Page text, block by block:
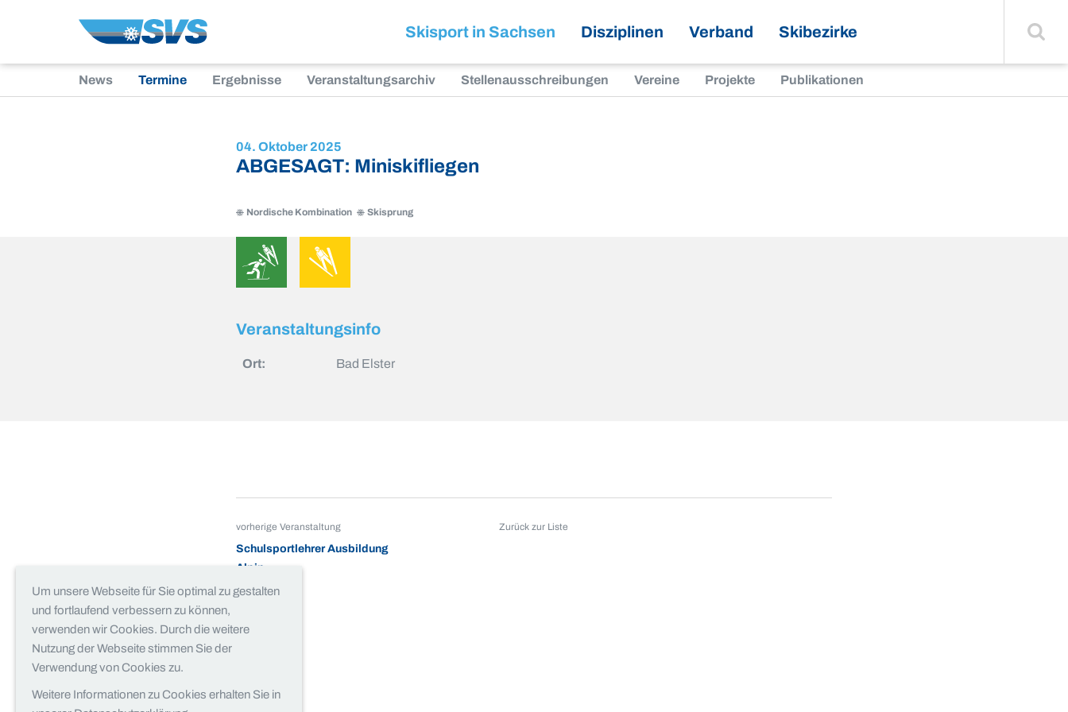
Skisport in Sachsen Disziplinen Verband Skibezirke
News Termine Ergebnisse Veranstaltungsarchiv Stellenausschreibungen Vereine Projekte Publikationen
04. Oktober 2025
ABGESAGT: Miniskifliegen
Nordische Kombination Skisprung
Nordische
Nordische
Kombination
Skisprung
Veranstaltungsinfo
Ort: Bad Elster
vorherige Veranstaltung
Schulsportlehrer Ausbildung
Alpin
Zurück zur Liste
Um unsere Webseite für Sie optimal zu gestalten
und fortlaufend verbessern zu können,
verwenden wir Cookies. Durch die weitere
Nutzung der Webseite stimmen Sie der
Verwendung von Cookies zu.
Weitere Informationen zu Cookies erhalten Sie in